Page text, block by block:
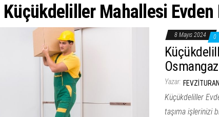
Küçükdeliller Mahallesi Evden
8 Mayıs 2024 0
Yazar:
Küçükdeliller
taşıma işlerinizi